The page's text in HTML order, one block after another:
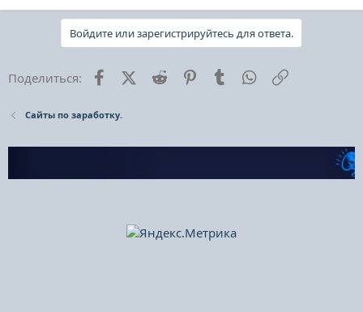
Войдите или зарегистрируйтесь для ответа.
Поделиться: FacebookX (Twitter)
Reddit PinterestTumblr WhatsApp
Сайты по заработку.